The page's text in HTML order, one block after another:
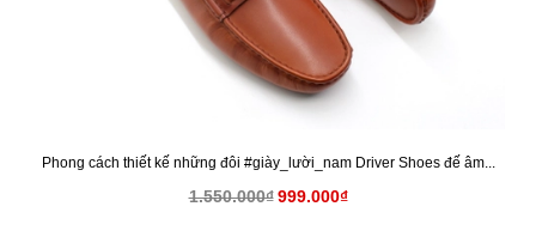
Phong cách thiết kế những đôi #giày_lười_nam Driver Shoes đế âm...
1.550.000₫ 999.000₫